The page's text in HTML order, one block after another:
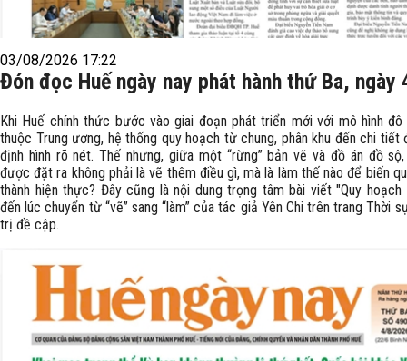
03/08/2026 17:22
Đón đọc Huế ngày nay phát hành thứ Ba, ngày
Khi Huế chính thức bước vào giai đoạn phát triển mới với mô hình
thuộc Trung ương, hệ thống quy hoạch từ chung, phân khu đến chi tiết
định hình rõ nét. Thế nhưng, giữa một “rừng” bản vẽ và đồ án đồ
được đặt ra không phải là vẽ thêm điều gì, mà là làm thế nào để biến
thành hiện thực? Đây cũng là nội dung trọng tâm bài viết "Quy hoạch
đến lúc chuyển từ “vẽ” sang “làm” của tác giả Yên Chi trên trang Thời
trị đề cập.